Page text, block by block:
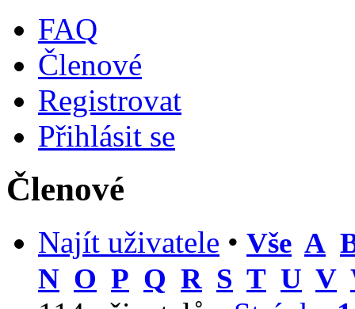
FAQ
Členové
Registrovat
Přihlásit se
Členové
Najít uživatele • Vše A
N O P Q R S T U V